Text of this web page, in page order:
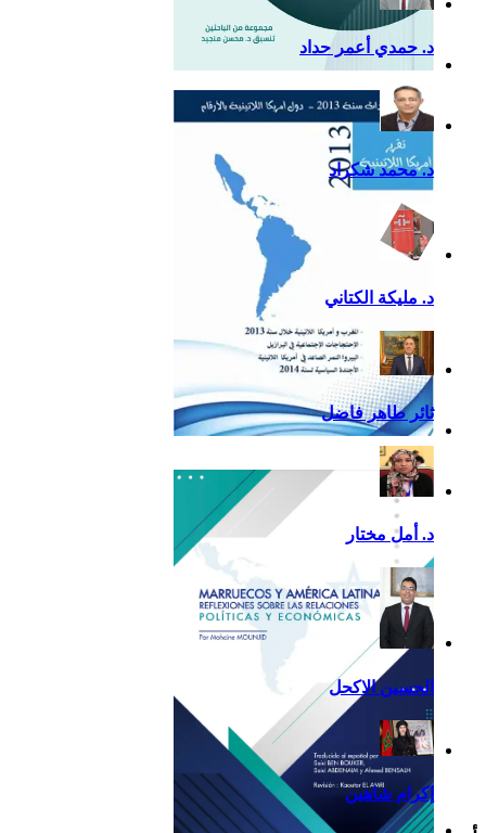
التقرير السياسي لأمريكا
اللاتينية للعام 2020
تقرير أمريكا اللاتينية لسنة
2013
د. حمدي أعمر حداد
د. محمد شكراد
د. مليكة الكتاني
ثائر طاهر فاضل
د. أمل مختار
الحسين الاكحل
إكرام شاهين